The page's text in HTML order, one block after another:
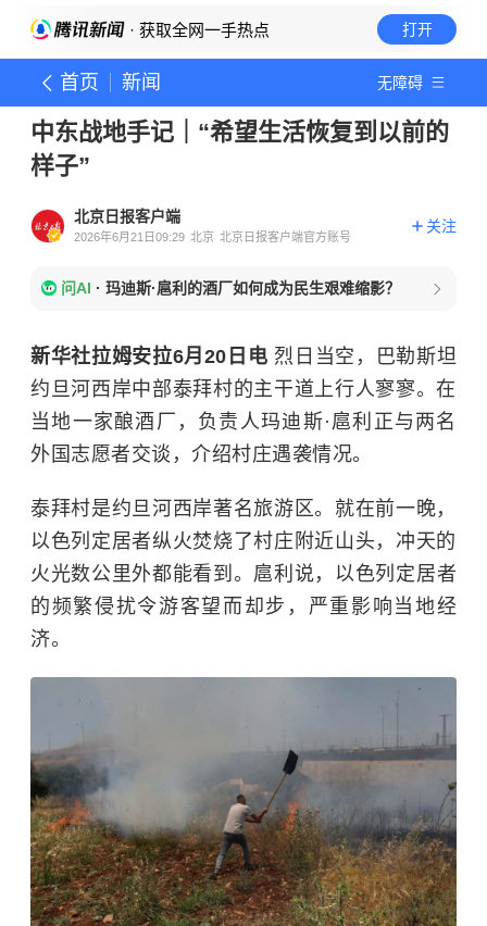
· 获取全网一手热点 打开
首页 新闻 无障碍
中东战地手记｜“希望生活恢复到以前的
样子”
北京日报客户端
2026年6月21日09:29 北京 北京日报客户端官方账号
关注
问AI · 玛迪斯·扈利的酒厂如何成为民生艰难缩影？
新华社拉姆安拉6月20日电 烈日当空，巴勒斯坦
约旦河西岸中部泰拜村的主干道上行人寥寥。在
当地一家酿酒厂，负责人玛迪斯·扈利正与两名
外国志愿者交谈，介绍村庄遇袭情况。
泰拜村是约旦河西岸著名旅游区。就在前一晚，
以色列定居者纵火焚烧了村庄附近山头，冲天的
火光数公里外都能看到。扈利说， 以色列 定居者
的频繁侵扰令游客望而却步，严重影响当地经
济。